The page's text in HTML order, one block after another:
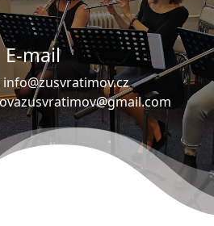
době pravidelně vystupuje
ale i pro sponzory Arcelor
E-mail
info@zusvratimov.cz